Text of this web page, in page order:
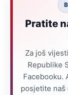
Pratite
Za još
Republike
Facebooku.
posjetite